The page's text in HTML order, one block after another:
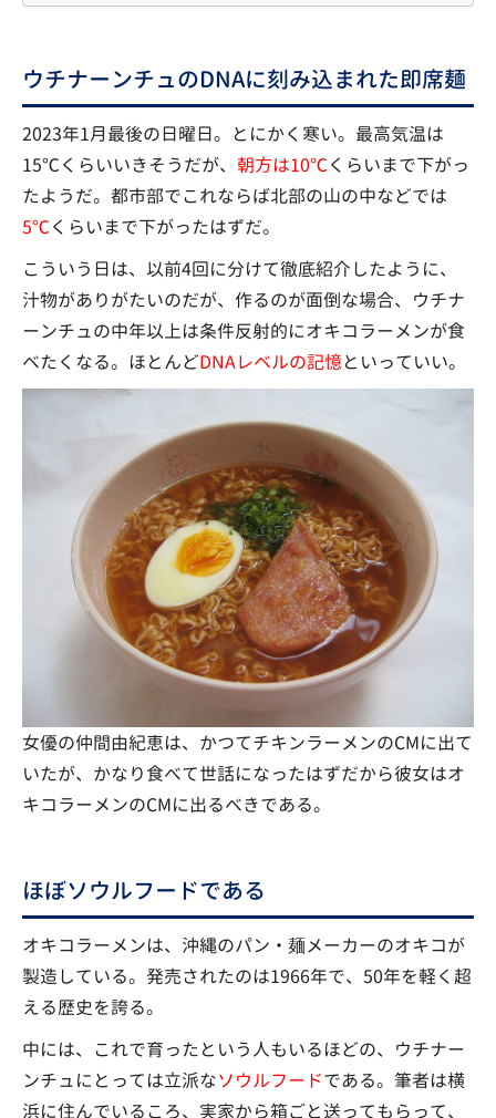
ウチナーンチュのDNAに刻み込まれた即席麺
2023年1月最後の日曜日。とにかく寒い。最高気温は
15℃くらいいきそうだが、 朝方は10℃くらいまで下がっ
たようだ。都市部でこれならば北部の山の中などでは
5℃くらいまで下がったはずだ。
こういう日は、以前4回に分けて徹底紹介したように、
汁物がありがたいのだが、作るのが面倒な場合、ウチナ
ーンチュの中年以上は条件反射的にオキコラーメンが食
べたくなる。ほとんどDNAレベルの記憶といっていい。
女優の仲間由紀恵は、かつてチキンラーメンのCMに出て
いたが、かなり食べて世話になったはずだから彼女はオ
キコラーメンのCMに出るべきである。
ほぼソウルフードである
オキコラーメンは、沖縄のパン・麺メーカーのオキコが
製造している。発売されたのは1966年で、50年を軽く超
える歴史を誇る。
中には、これで育ったという人もいるほどの、ウチナー
ンチュにとっては立派なソウルフードである。筆者は横
浜に住んでいるころ、実家から箱ごと送ってもらって、